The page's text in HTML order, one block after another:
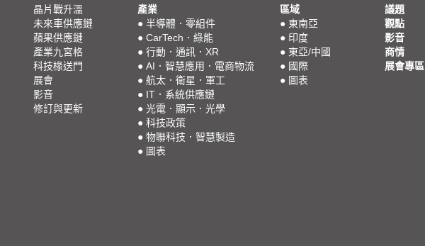
晶片戰升溫
未來車供應鏈
蘋果供應鏈
產業九宮格
科技椽送門
展會
影音
修訂與更新
產業
● 半導體．零組件
● CarTech．綠能
● 行動．通訊．XR
● AI．智慧應用．電商物流
● 航太．衛星．軍工
● IT．系統供應鏈
● 光電．顯示．光學
● 科技政策
● 物聯科技．智慧製造
● 圖表
區域
● 東南亞
● 印度
● 東亞/中國
● 國際
● 圖表
議題
觀點
影音
商情
展會專區